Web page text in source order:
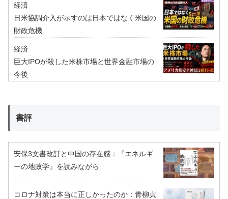
経済
日米協調介入が示すのは日本ではなく米国の
財政危機
経済
巨大IPOが殺した米株市場と世界金融市場の
今後
書評
安保3文書改訂と中国の存在感：『エネルギ
ーの地政学』を読みながら
コロナ対策は本当に正しかったのか：青柳貞